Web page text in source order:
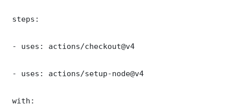
steps:
- uses: actions/checkout@v4
- uses: actions/setup-node@v4
with: